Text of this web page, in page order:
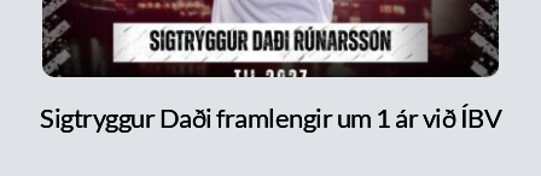
Sigtryggur Daði framlengir um 1 ár við ÍBV